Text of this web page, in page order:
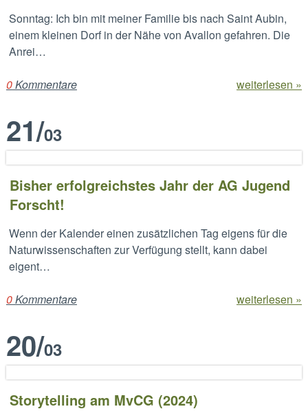
Sonntag: Ich bin mit meiner Familie bis nach Saint Aubin,
einem kleinen Dorf in der Nähe von Avallon gefahren. Die
Anrei…
0Kommentare weiterlesen »
21/03
Bisher erfolgreichstes Jahr der AG Jugend
Forscht!
Wenn der Kalender einen zusätzlichen Tag eigens für die
Naturwissenschaften zur Verfügung stellt, kann dabei
eigent…
0Kommentare weiterlesen »
20/03
Storytelling am MvCG (2024)